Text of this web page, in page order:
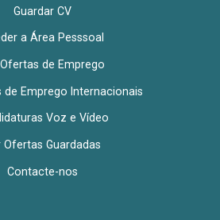
Guardar CV
a Área Pesssoal
de Emprego
de Emprego Internacionais
Voz e Vídeo
Ofertas Guardadas
Contacte-nos